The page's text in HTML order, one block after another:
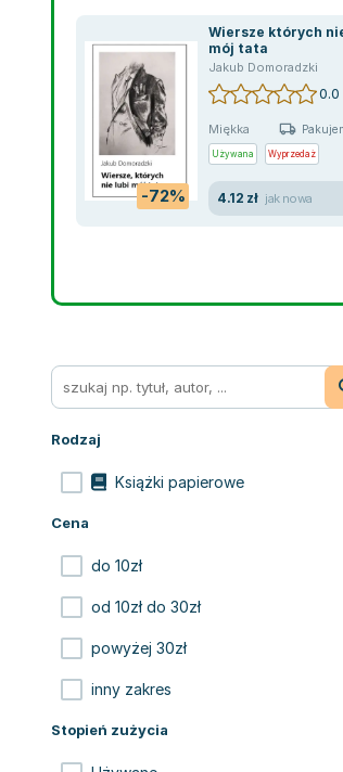
-72%
Wiersze których
mój tata
Jakub Domoradzki
0.0
Miękka
Używana Wyprzedaż
4.12 zł jak nowa
Rodzaj
Książki papierowe
Cena
do 10zł
od 10zł do 30zł
powyżej 30zł
inny zakres
Stopień zużycia